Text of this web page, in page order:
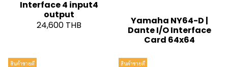
Interface 4 input4
output
24,600 THB
Yamaha NY64-D |
Dante I/O Interface
Card 64x64
สินค้าขายดี สินค้าขายดี